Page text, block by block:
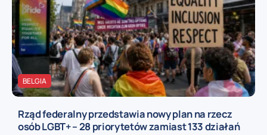
BELGIA
Rząd federalny przedstawia nowy plan na rzecz
osób LGBT+ – 28 priorytetów zamiast 133 działań